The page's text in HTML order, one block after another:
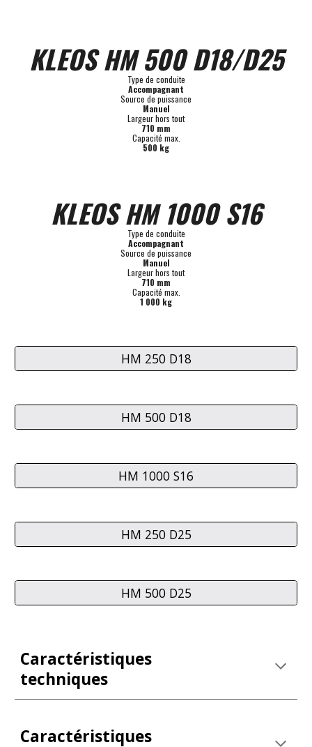
KLEOS HM 500 D18/D25
Type de conduite
Accompagnant
Source de puissance
Manuel
Largeur hors tout
710 mm
Capacité max.
500 kg
KLEOS HM 1000 S16
Type de conduite
Accompagnant
Source de puissance
Manuel
Largeur hors tout
710 mm
Capacité max.
1 000 kg
HM 250 D18
HM 500 D18
HM 1000 S16
HM 250 D25
HM 500 D25
Caractéristiques
techniques
Caractéristiques